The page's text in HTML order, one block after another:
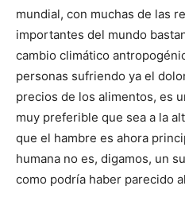
mundial, con muchas de las
importantes del mundo
cambio climático
personas sufriendo ya el
precios de los alimentos, es
muy preferible que sea a la
que el hambre es ahora
humana no es, digamos, un
como podría haber parecido